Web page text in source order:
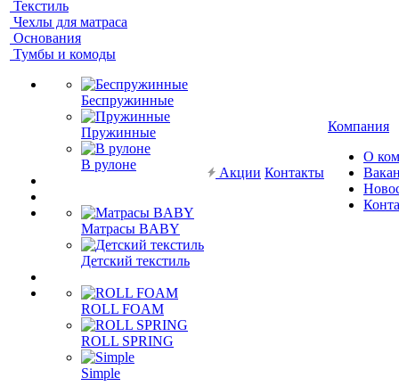
Текстиль
Чехлы для матраса
Основания
Тумбы и комоды
Беспружинные
Пружинные
В рулоне
Матрасы BABY
Детский текстиль
ROLL FOAM
ROLL SPRING
Simple
Акции Контакты
Компания
О